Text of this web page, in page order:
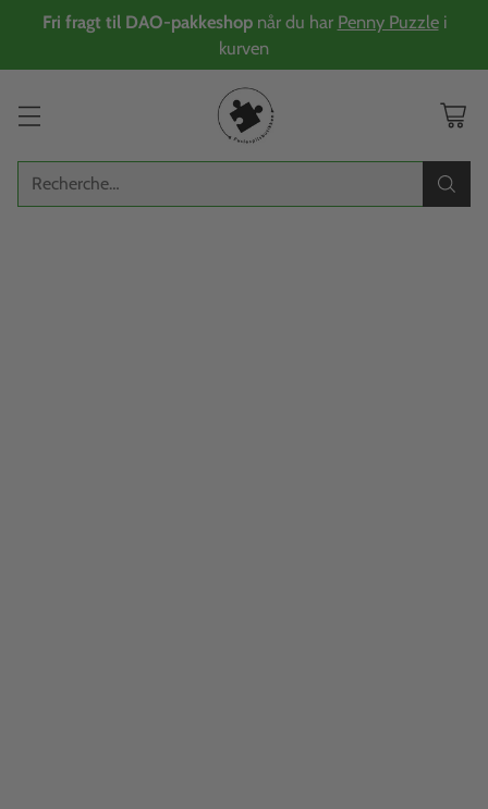
Fri fragt til DAO-pakkeshopnår du har Penny Puzzlei
kurven
Recherche…